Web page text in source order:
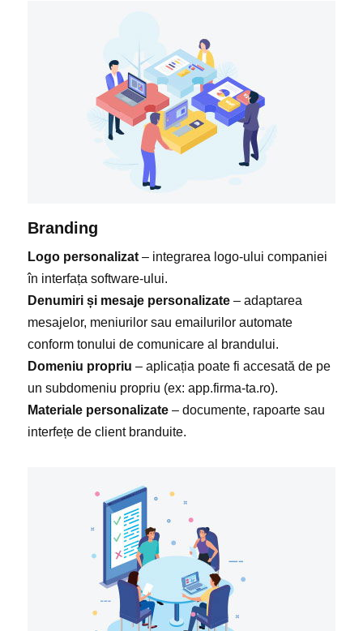
Branding
Logo personalizat – integrarea logo-ului companiei
în interfața software-ului.
Denumiri și mesaje personalizate – adaptarea
mesajelor, meniurilor sau emailurilor automate
conform tonului de comunicare al brandului.
Domeniu propriu – aplicația poate fi accesată de pe
un subdomeniu propriu (ex: app.firma-ta.ro).
Materiale personalizate – documente, rapoarte sau
interfețe de client branduite.